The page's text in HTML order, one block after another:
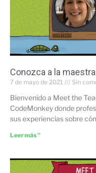
Conozca a la
7 de mayo de 2021 Sin
Bienvenido a Meet the
CodeMonkey donde
sus experiencias sobre
Leer más "